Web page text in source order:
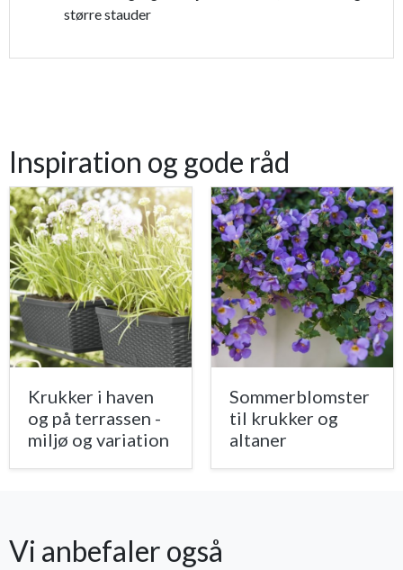
større stauder
Inspiration og gode råd
Krukker i haven
og på terrassen -
miljø og variation
Sommerblomster
til krukker og
altaner
Vi anbefaler også